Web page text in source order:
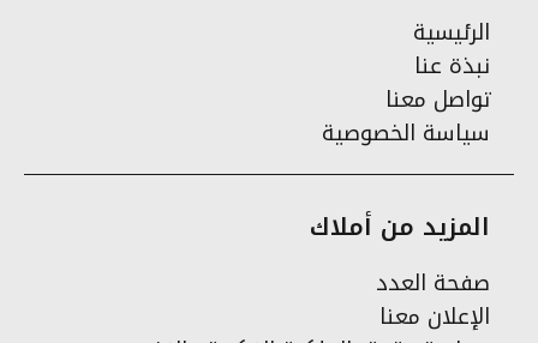
الرئيسية
نبذة عنا
تواصل معنا
سياسة الخصوصية
المزيد من أملاك
صفحة العدد
الإعلان معنا